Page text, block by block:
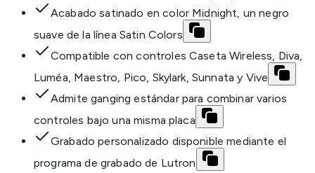
Acabado satinado en color Midnight, un negro
suave de la línea Satin Colors
Compatible con controles Caseta Wireless, Diva,
Luméa, Maestro, Pico, Skylark, Sunnata y Vive
Admite ganging estándar para combinar varios
controles bajo una misma placa
Grabado personalizado disponible mediante el
programa de grabado de Lutron